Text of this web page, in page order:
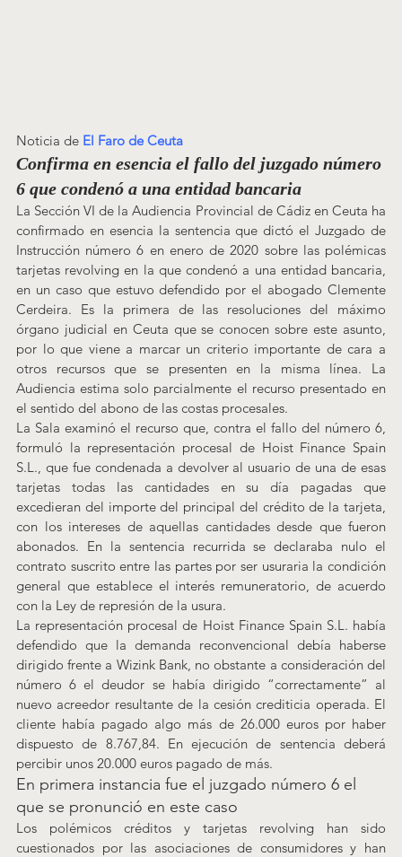
Noticia de El Faro de Ceuta
Confirma en esencia el fallo del juzgado número
6 que condenó a una entidad bancaria
La Sección VI de la Audiencia Provincial de Cádiz en Ceuta ha
confirmado en esencia la sentencia que dictó el Juzgado de
Instrucción número 6 en enero de 2020 sobre las polémicas
tarjetas revolving en la que condenó a una entidad bancaria,
en un caso que estuvo defendido por el abogado Clemente
Cerdeira. Es la primera de las resoluciones del máximo
órgano judicial en Ceuta que se conocen sobre este asunto,
por lo que viene a marcar un criterio importante de cara a
otros recursos que se presenten en la misma línea. La
Audiencia estima solo parcialmente el recurso presentado en
el sentido del abono de las costas procesales.
La Sala examinó el recurso que, contra el fallo del número 6,
formuló la representación procesal de Hoist Finance Spain
S.L., que fue condenada a devolver al usuario de una de esas
tarjetas todas las cantidades en su día pagadas que
excedieran del importe del principal del crédito de la tarjeta,
con los intereses de aquellas cantidades desde que fueron
abonados. En la sentencia recurrida se declaraba nulo el
contrato suscrito entre las partes por ser usuraria la condición
general que establece el interés remuneratorio, de acuerdo
con la Ley de represión de la usura.
La representación procesal de Hoist Finance Spain S.L. había
defendido que la demanda reconvencional debía haberse
dirigido frente a Wizink Bank, no obstante a consideración del
número 6 el deudor se había dirigido “correctamente” al
nuevo acreedor resultante de la cesión crediticia operada. El
cliente había pagado algo más de 26.000 euros por haber
dispuesto de 8.767,84. En ejecución de sentencia deberá
percibir unos 20.000 euros pagado de más.
En primera instancia fue el juzgado número 6 el
que se pronunció en este caso
Los polémicos créditos y tarjetas revolving han sido
cuestionados por las asociaciones de consumidores y han